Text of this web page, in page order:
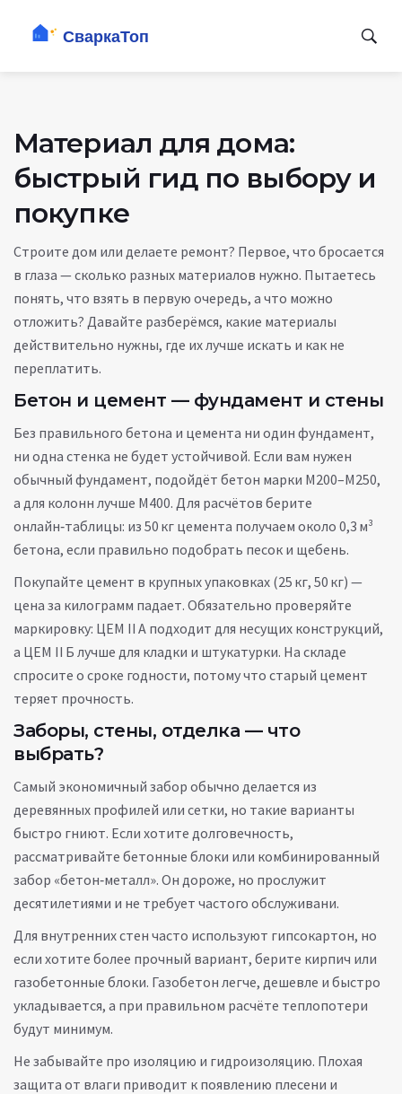
Материал для дома:
быстрый гид по выбору и
покупке
Строите дом или делаете ремонт? Первое, что бросается
в глаза — сколько разных материалов нужно. Пытаетесь
понять, что взять в первую очередь, а что можно
отложить? Давайте разберёмся, какие материалы
действительно нужны, где их лучше искать и как не
переплатить.
Бетон и цемент — фундамент и стены
Без правильного бетона и цемента ни один фундамент,
ни одна стенка не будет устойчивой. Если вам нужен
обычный фундамент, подойдёт бетон марки М200–М250,
а для колонн лучше М400. Для расчётов берите
онлайн‑таблицы: из 50 кг цемента получаем около 0,3 м³
бетона, если правильно подобрать песок и щебень.
Покупайте цемент в крупных упаковках (25 кг, 50 кг) —
цена за килограмм падает. Обязательно проверяйте
маркировку: ЦЕМ II А подходит для несущих конструкций,
а ЦЕМ II Б лучше для кладки и штукатурки. На складе
спросите о сроке годности, потому что старый цемент
теряет прочность.
Заборы, стены, отделка — что
выбрать?
Самый экономичный забор обычно делается из
деревянных профилей или сетки, но такие варианты
быстро гниют. Если хотите долговечность,
рассматривайте бетонные блоки или комбинированный
забор «бетон‑металл». Он дороже, но прослужит
десятилетиями и не требует частого обслуживани.
Для внутренних стен часто используют гипсокартон, но
если хотите более прочный вариант, берите кирпич или
газобетонные блоки. Газобетон легче, дешевле и быстро
укладывается, а при правильном расчёте теплопотери
будут минимум.
Не забывайте про изоляцию и гидроизоляцию. Плохая
защита от влаги приводит к появлению плесени и